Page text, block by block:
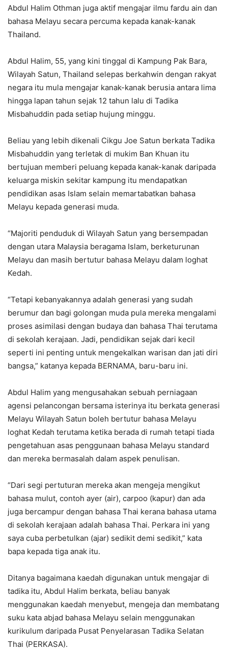
Abdul Halim Othman juga aktif mengajar ilmu fardu ain dan
bahasa Melayu secara percuma kepada kanak-kanak
Thailand.
Abdul Halim, 55, yang kini tinggal di Kampung Pak Bara,
Wilayah Satun, Thailand selepas berkahwin dengan rakyat
negara itu mula mengajar kanak-kanak berusia antara lima
hingga lapan tahun sejak 12 tahun lalu di Tadika
Misbahuddin pada setiap hujung minggu.
Beliau yang lebih dikenali Cikgu Joe Satun berkata Tadika
Misbahuddin yang terletak di mukim Ban Khuan itu
bertujuan memberi peluang kepada kanak-kanak daripada
keluarga miskin sekitar kampung itu mendapatkan
pendidikan asas Islam selain memartabatkan bahasa
Melayu kepada generasi muda.
“Majoriti penduduk di Wilayah Satun yang bersempadan
dengan utara Malaysia beragama Islam, berketurunan
Melayu dan masih bertutur bahasa Melayu dalam loghat
Kedah.
“Tetapi kebanyakannya adalah generasi yang sudah
berumur dan bagi golongan muda pula mereka mengalami
proses asimilasi dengan budaya dan bahasa Thai terutama
di sekolah kerajaan. Jadi, pendidikan sejak dari kecil
seperti ini penting untuk mengekalkan warisan dan jati diri
bangsa,” katanya kepada BERNAMA, baru-baru ini.
Abdul Halim yang mengusahakan sebuah perniagaan
agensi pelancongan bersama isterinya itu berkata generasi
Melayu Wilayah Satun boleh bertutur bahasa Melayu
loghat Kedah terutama ketika berada di rumah tetapi tiada
pengetahuan asas penggunaan bahasa Melayu standard
dan mereka bermasalah dalam aspek penulisan.
“Dari segi pertuturan mereka akan mengeja mengikut
bahasa mulut, contoh ayer (air), carpoo (kapur) dan ada
juga bercampur dengan bahasa Thai kerana bahasa utama
di sekolah kerajaan adalah bahasa Thai. Perkara ini yang
saya cuba perbetulkan (ajar) sedikit demi sedikit,” kata
bapa kepada tiga anak itu.
Ditanya bagaimana kaedah digunakan untuk mengajar di
tadika itu, Abdul Halim berkata, beliau banyak
menggunakan kaedah menyebut, mengeja dan membatang
suku kata abjad bahasa Melayu selain menggunakan
kurikulum daripada Pusat Penyelarasan Tadika Selatan
Thai (PERKASA).